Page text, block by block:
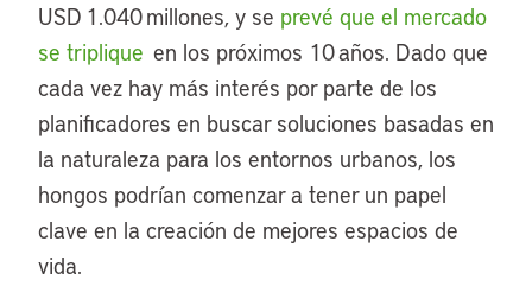
USD 1.040 millones, y se prevé que el mercado
se triplique en los próximos 10 años. Dado que
cada vez hay más interés por parte de los
planificadores en buscar soluciones basadas en
la naturaleza para los entornos urbanos, los
hongos podrían comenzar a tener un papel
clave en la creación de mejores espacios de
vida.